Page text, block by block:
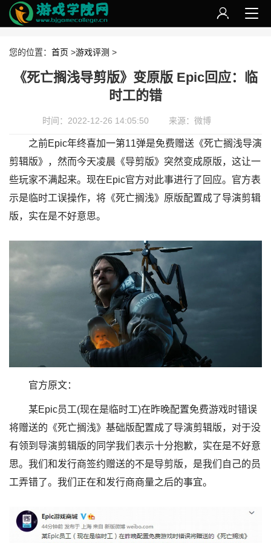
您的位置： 首页 >游戏评测 >
《死亡搁浅导剪版》变原版 Epic回应：临
时工的错
时间：2022-12-26 14:05:50 来源：微博
之前Epic年终喜加一第11弹是免费赠送《死亡搁浅导演
剪辑版》，然而今天凌晨《导剪版》突然变成原版，这让一
些玩家不满起来。现在Epic官方对此事进行了回应。官方表
示是临时工误操作，将《死亡搁浅》原版配置成了导演剪辑
版，实在是不好意思。
官方原文：
某Epic员工(现在是临时工)在昨晚配置免费游戏时错误
将赠送的《死亡搁浅》基础版配置成了导演剪辑版，对于没
有领到导演剪辑版的同学我们表示十分抱歉，实在是不好意
思。我们和发行商签约赠送的不是导剪版，是我们自己的员
工弄错了。我们正在和发行商商量之后的事宜。